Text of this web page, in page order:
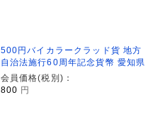
500円バイカラークラッド貨 地方
自治法施行60周年記念貨幣 愛知県
会員価格(税別)：
800 円